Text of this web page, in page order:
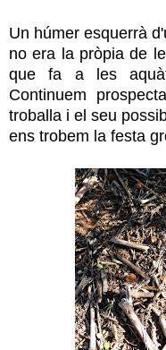
Un húmer esquerrà
no era la pròpia de
que fa a les
Continuem
troballa i el seu
ens trobem la festa